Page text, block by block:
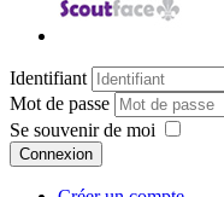
Identifiant
Mot de passe
Se souvenir de moi
Connexion